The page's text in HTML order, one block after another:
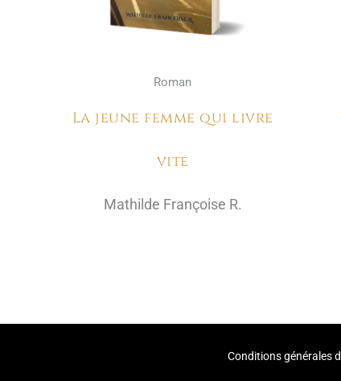
Roman
La jeune femme qui livre
vite
Mathilde Françoise R.
Conditions générales